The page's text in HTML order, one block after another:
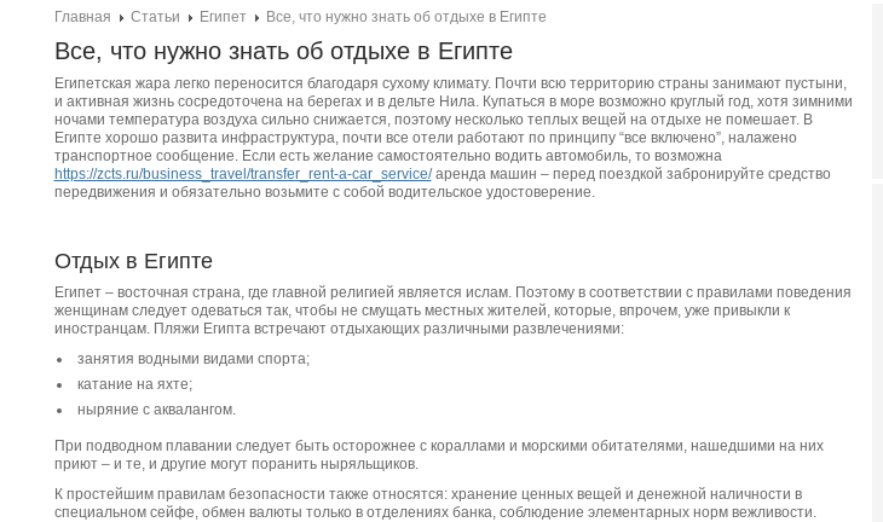
Главная Статьи Египет Все, что нужно знать об отдыхе в Египте
Все, что нужно знать об отдыхе в Египте
Египетская жара легко переносится благодаря сухому климату. Почти всю территорию страны занимают пустыни,
и активная жизнь сосредоточена на берегах и в дельте Нила. Купаться в море возможно круглый год, хотя зимними
ночами температура воздуха сильно снижается, поэтому несколько теплых вещей на отдыхе не помешает. В
Египте хорошо развита инфраструктура, почти все отели работают по принципу “все включено”, налажено
транспортное сообщение. Если есть желание самостоятельно водить автомобиль, то возможна
https://zcts.ru/business_travel/transfer_rent-a-car_service/аренда машин – перед поездкой забронируйте средство
передвижения и обязательно возьмите с собой водительское удостоверение.
Отдых в Египте
Египет – восточная страна, где главной религией является ислам. Поэтому в соответствии с правилами поведения
женщинам следует одеваться так, чтобы не смущать местных жителей, которые, впрочем, уже привыкли к
иностранцам. Пляжи Египта встречают отдыхающих различными развлечениями:
занятия водными видами спорта;
катание на яхте;
ныряние с аквалангом.
При подводном плавании следует быть осторожнее с кораллами и морскими обитателями, нашедшими на них
приют – и те, и другие могут поранить ныряльщиков.
К простейшим правилам безопасности также относятся: хранение ценных вещей и денежной наличности в
специальном сейфе, обмен валюты только в отделениях банка, соблюдение элементарных норм вежливости.